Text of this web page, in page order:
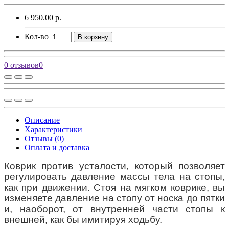
6 950.00 р.
Кол-во В корзину
0 отзывов0
Описание
Характеристики
Отзывы (0)
Оплата и доставка
Коврик против усталости, который позволяет
регулировать давление массы тела на стопы,
как при движении. Стоя на мягком коврике, вы
изменяете давление на стопу от носка до пятки
и, наоборот, от внутренней части стопы к
внешней, как бы имитируя ходьбу.